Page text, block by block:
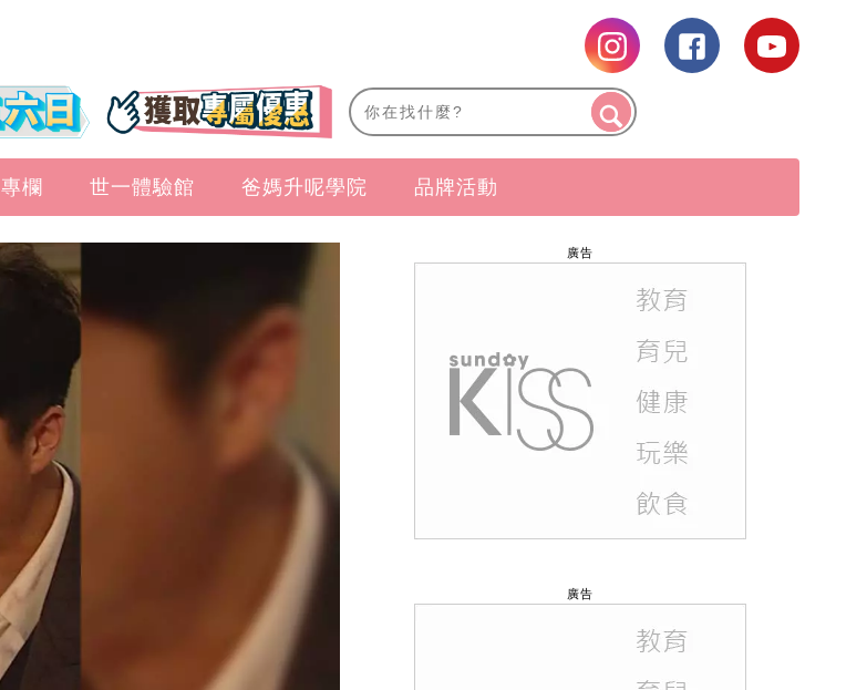
專欄 世一體驗館 爸媽升呢學院 品牌活動
廣告
廣告